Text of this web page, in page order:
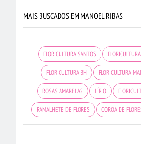
MAIS BUSCADOS EM MANOEL RIBAS
FLORICULTURA SANTOS
FLORICULTURA BH FLORICULTURA
ROSAS AMARELAS LÍRIO
RAMALHETE DE FLORES COROA DE